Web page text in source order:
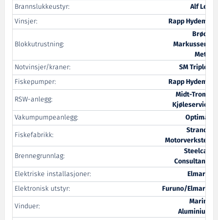
Brannslukkeustyr:
Alf Lea
Vinsjer:
Rapp Hydema
Blokkutrustning:
Brødr.
Markussens
Met.f.
Notvinsjer/kraner:
SM Triplex
Fiskepumper:
Rapp Hydema
RSW-anlegg:
Midt-Troms
Kjøleservice
Vakumpumpeanlegg:
Optimar
Fiskefabrikk:
Stranda
Motorverksted
Brennegrunnlag:
Steelcad
Consultants
Elektriske installasjoner:
Elmarin
Elektronisk utstyr:
Furuno/Elmarin
Vinduer:
Marine
Aluminium